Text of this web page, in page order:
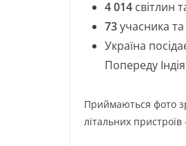
4 014 світлин
73учасника
Україна
Попереду
Приймаються фото
літальних